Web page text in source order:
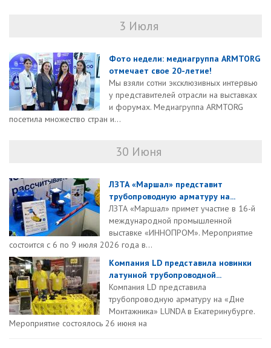
3 Июля
Фото недели: медиагруппа ARMTORG
отмечает свое 20-летие!
Мы взяли сотни эксклюзивных интервью
у представителей отрасли на выставках
и форумах. Медиагруппа ARMTORG
посетила множество стран и...
30 Июня
ЛЗТА «Маршал» представит
трубопроводную арматуру на...
ЛЗТА «Маршал» примет участие в 16-й
международной промышленной
выставке «ИННОПРОМ». Мероприятие
состоится с 6 по 9 июля 2026 года в...
Компания LD представила новинки
латунной трубопроводной...
Компания LD представила
трубопроводную арматуру на «Дне
Монтажника» LUNDA в Екатеринубурге.
Мероприятие состоялось 26 июня на